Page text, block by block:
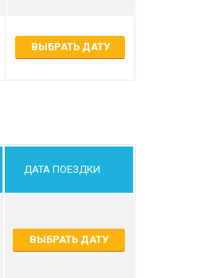
ВЫБРАТЬ ДАТУ
ДАТА ПОЕЗДКИ
ВЫБРАТЬ ДАТУ